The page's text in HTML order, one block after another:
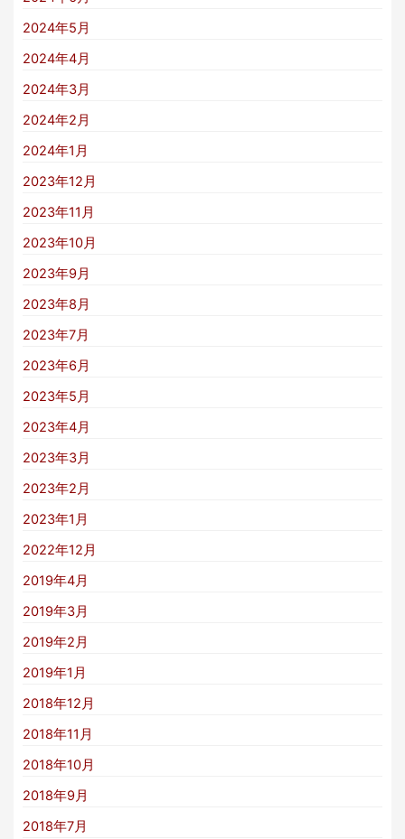
2024年5月
2024年4月
2024年3月
2024年2月
2024年1月
2023年12月
2023年11月
2023年10月
2023年9月
2023年8月
2023年7月
2023年6月
2023年5月
2023年4月
2023年3月
2023年2月
2023年1月
2022年12月
2019年4月
2019年3月
2019年2月
2019年1月
2018年12月
2018年11月
2018年10月
2018年9月
2018年7月